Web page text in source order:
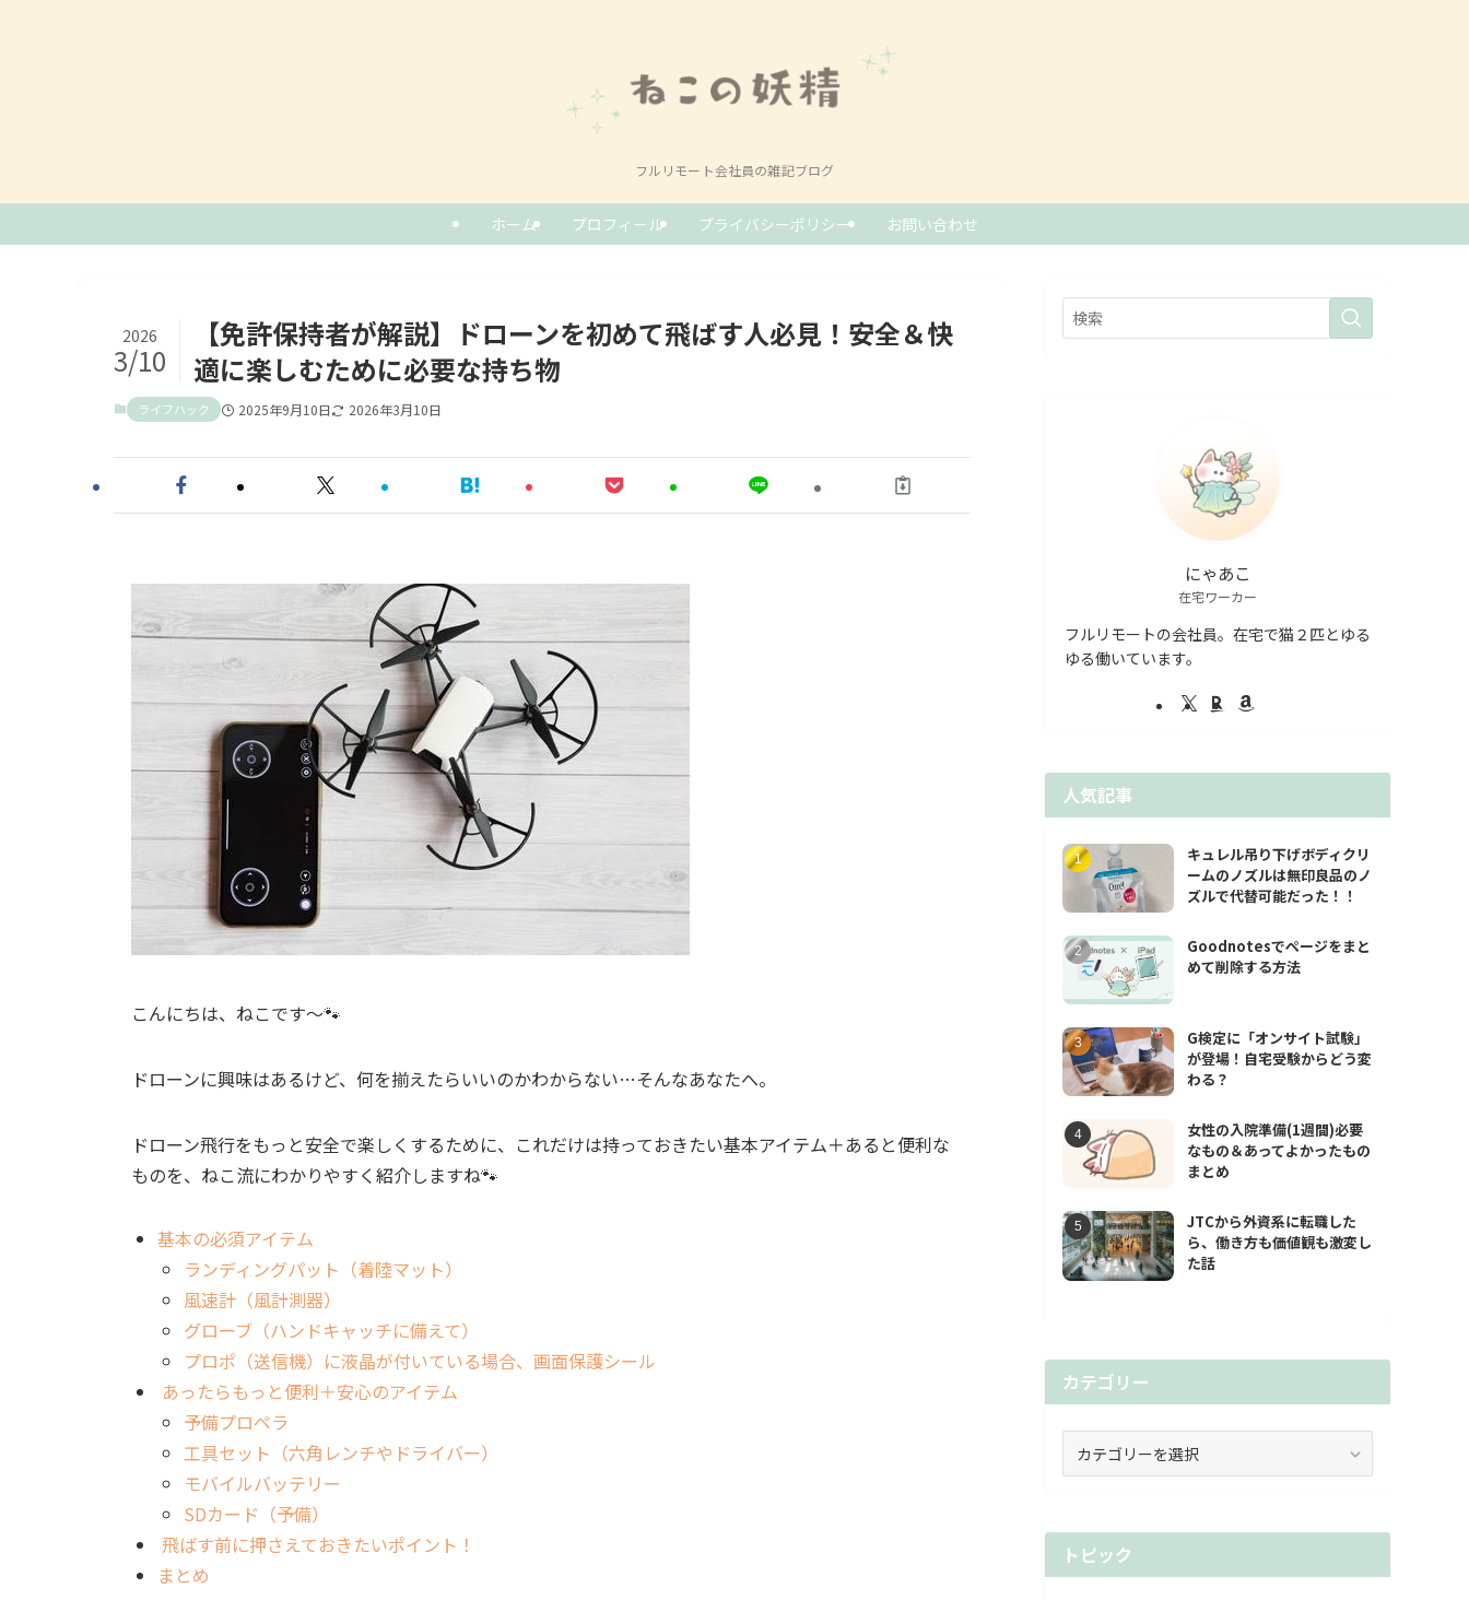
フルリモート会社員の雑記ブログ
ホーム プロフィール プライバシーポリシー お問い合わせ
【免許保持者が解説】ドローンを初めて飛ばす人必見！安全＆快
適に楽しむために必要な持ち物
2026
3/10
ライフハック 2025年9月10日 2026年3月10日
こんにちは、ねこです～🐾
ドローンに興味はあるけど、何を揃えたらいいのかわからない…そんなあなたへ。
ドローン飛行をもっと安全で楽しくするために、これだけは持っておきたい基本アイテム＋あると便利な
ものを、ねこ流にわかりやすく紹介しますね🐾
基本の必須アイテム
ランディングパット（着陸マット）
風速計（風計測器）
グローブ（ハンドキャッチに備えて）
プロポ（送信機）に液晶が付いている場合、画面保護シール
あったらもっと便利＋安心のアイテム
予備プロペラ
工具セット（六角レンチやドライバー）
モバイルバッテリー
SDカード（予備）
飛ばす前に押さえておきたいポイント！
まとめ
にゃあこ
在宅ワーカー
フルリモートの会社員。在宅で猫２匹とゆる
ゆる働いています。
人気記事
キュレル吊り下げボディクリ
ームのノズルは無印良品のノ
ズルで代替可能だった！！
Goodnotesでページをまと
めて削除する方法
G検定に「オンサイト試験」
が登場！自宅受験からどう変
わる？
女性の入院準備(1週間)必要
なもの＆あってよかったもの
まとめ
JTCから外資系に転職した
ら、働き方も価値観も激変し
た話
カテゴリー
ー
トピック